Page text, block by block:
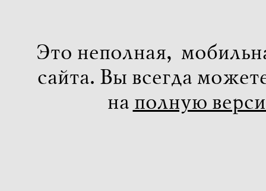
Это неполная,
сайта. Вы всегда
на полную